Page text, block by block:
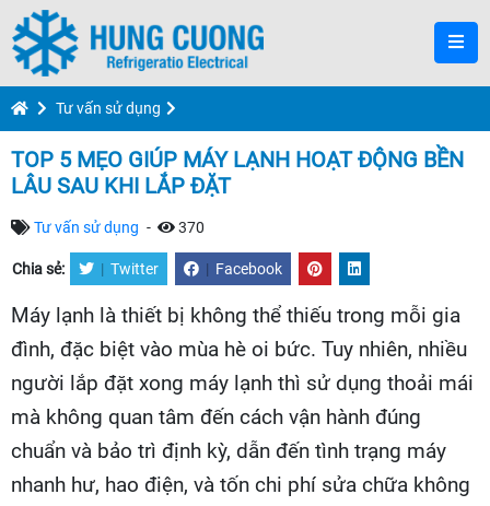
Tư vấn sử dụng
TOP 5 MẸO GIÚP MÁY LẠNH HOẠT ĐỘNG BỀN
LÂU SAU KHI LẮP ĐẶT
Tư vấn sử dụng - 370
Chia sẻ: | Twitter | Facebook
Máy lạnh là thiết bị không thể thiếu trong mỗi gia
đình, đặc biệt vào mùa hè oi bức. Tuy nhiên, nhiều
người lắp đặt xong máy lạnh thì sử dụng thoải mái
mà không quan tâm đến cách vận hành đúng
chuẩn và bảo trì định kỳ, dẫn đến tình trạng máy
nhanh hư, hao điện, và tốn chi phí sửa chữa không